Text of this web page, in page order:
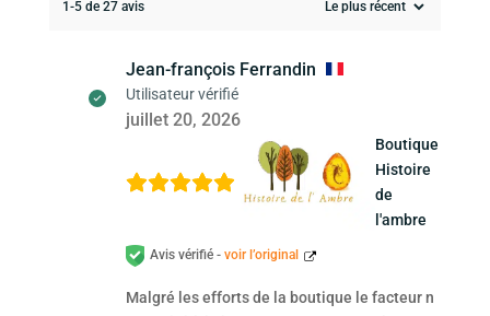
1-5 de 27 avis
Jean-françois Ferrandin
Utilisateur vérifié
juillet 20, 2026
Boutique
Histoire
de
l'ambre
Avis vérifié - voir l’original
Malgré les efforts de la boutique le facteur n